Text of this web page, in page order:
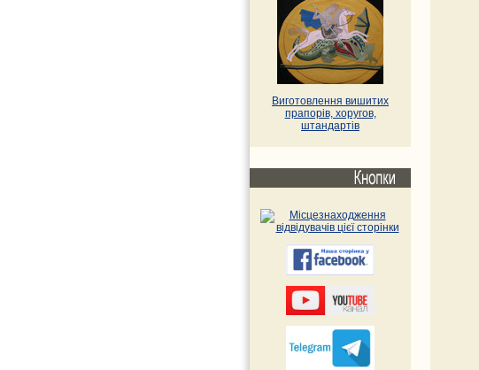
Виготовлення вишитих
прапорів, хоругов,
штандартів